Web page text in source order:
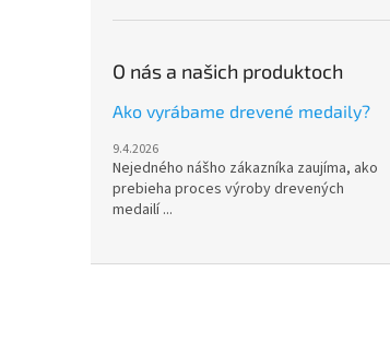
O nás a našich produktoch
Ako vyrábame drevené medaily?
9.4.2026
Nejedného nášho zákazníka zaujíma, ako
prebieha proces výroby drevených
medailí ...